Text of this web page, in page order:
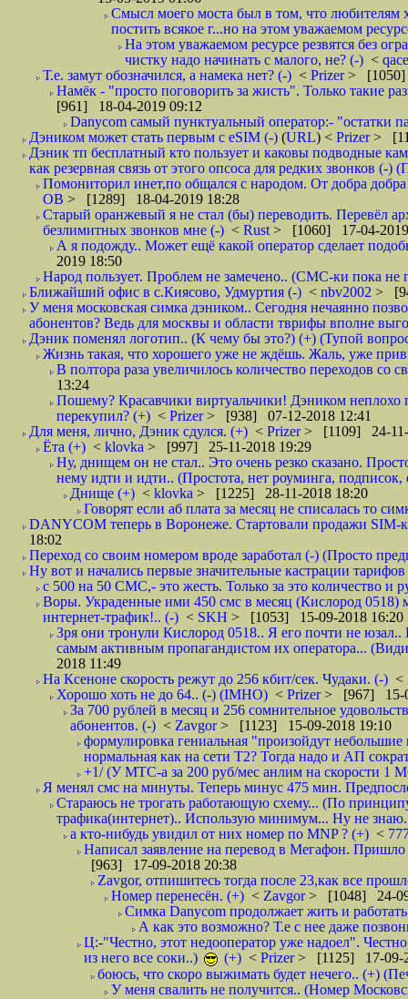
Смысл моего моста был в том, что любителям
постить всякое г...но на этом уважаемом
На этом уважаемом ресурсе резвятся без
чистку надо начинать с малого, не? (-) <
Т.е. замут обозначился, а намека нет? (-) < Prizer> [1050]
Намёк - "просто поговорить за жисть". Только такие
[961] 18-04-2019 09:12
Danycom самый пунктуальный оператор:- "остатки
Дэником может стать первым с еSIM (-) (URL) < Prizer>
Дэник тп бесплатный кто пользует и каковы подводные
как резервная связь от этого опсоса для редких звонков (-)
Помониторил инет,по общался с народом. От добра
ОВ > [1289] 18-04-2019 18:28
Старый оранжевый я не стал (бы) переводить. Перевёл
безлимитных звонков мне (-) < Rust > [1060] 17-04-
А я подожду.. Может ещё какой оператор сделает
2019 18:50
Народ пользует. Проблем не замечено.. (СМС-ки пока
Ближайший офис в с.Киясово, Удмуртия (-) < nbv2002 >
У меня московская симка дэником.. Сегодня нечаянно
абонентов? Ведь для москвы и области тврифы вполне
Дэник поменял логотип.. (К чему бы это?) (+) (Тупой
Жизнь такая, что хорошего уже не ждёшь. Жаль, уже
В полтора раза увеличилось количество переходов
13:24
Пошему? Красавчики виртуальчики! Дэником
перекупил? (+) < Prizer> [938] 07-12-2018 12:41
Для меня, лично, Дэник сдулся. (+) < Prizer> [1109] 24-11-
Ёта (+) < klovka > [997] 25-11-2018 19:29
Ну, днищем он не стал.. Это очень резко сказано.
нему идти и идти.. (Простота, нет роуминга,
Днище (+) < klovka > [1225] 28-11-2018 18:20
Говорят если аб плата за месяц не списалась то
DANYCOM теперь в Воронеже. Стартовали продажи SIM-
18:02
Переход со своим номером вроде заработал (-) (Просто
Ну вот и начались первые значительные кастрации
с 500 на 50 СМС,- это жесть. Только за это количество и
Воры. Украденные ими 450 смс в месяц (Кислород 0518)
интернет-трафик!.. (-) < SKH > [1053] 15-09-2018 16:20
Зря они тронули Кислород 0518.. Я его почти не
самым активным пропагандистом их оператора...
2018 11:49
На Ксеноне скорость режут до 256 кбит/сек. Чудаки. (-) <
Хорошо хоть не до 64.. (-) (IMHO) < Prizer> [967] 15-
За 700 рублей в месяц и 256 сомнительное
абонентов. (-) < Zavgor> [1123] 15-09-2018 19:10
формулировка гениальная "произойдут небольшие
нормальная как на сети Т2? Тогда надо и АП
+1/ (У МТС-а за 200 руб/мес анлим на скорости 1
Я менял смс на минуты. Теперь минус 475 мин.
Стараюсь не трогать работающую схему... (По
трафика(интернет).. Использую минимум... Ну не
а кто-нибудь увидил от них номер по MNP ? (+) <
Написал заявление на перевод в Мегафон.
[963] 17-09-2018 20:38
Zavgor, отпишитесь тогда после 23,как все
Номер перенесён. (+) < Zavgor> [1048] 24-
Симка Danycom продолжает жить и
А как это возможно? Т.е с нее даже
Ц:-"Честно, этот недооператор уже надоел".
из него все соки..)
(+) < Prizer> [1125] 17-09-
боюсь, что скоро выжимать будет нечего.. (+)
У меня свалить не получится.. (Номер